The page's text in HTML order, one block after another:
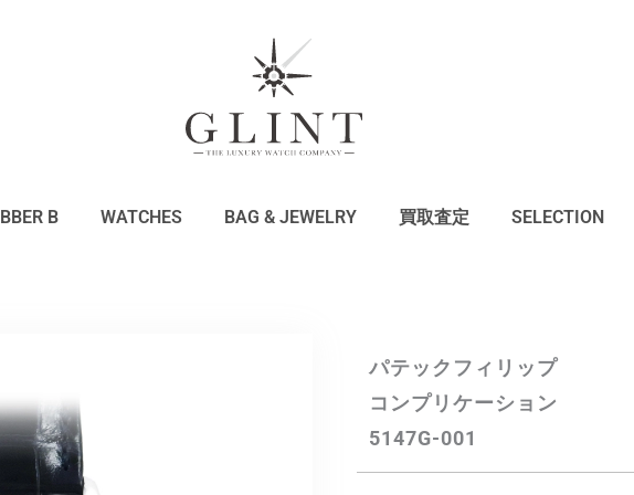
B WATCHES BAG & JEWELRY 買取査定 SELECTION
パテックフィリップ
コンプリケーション
5147G-001